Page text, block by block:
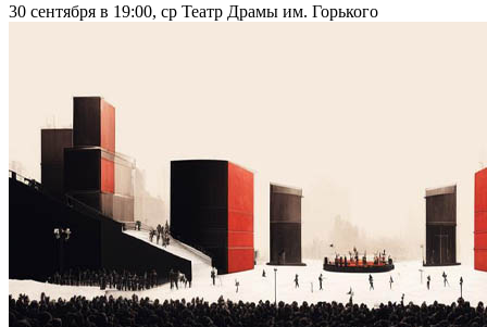
30 сентября в 19:00, ср Театр Драмы им. Горького